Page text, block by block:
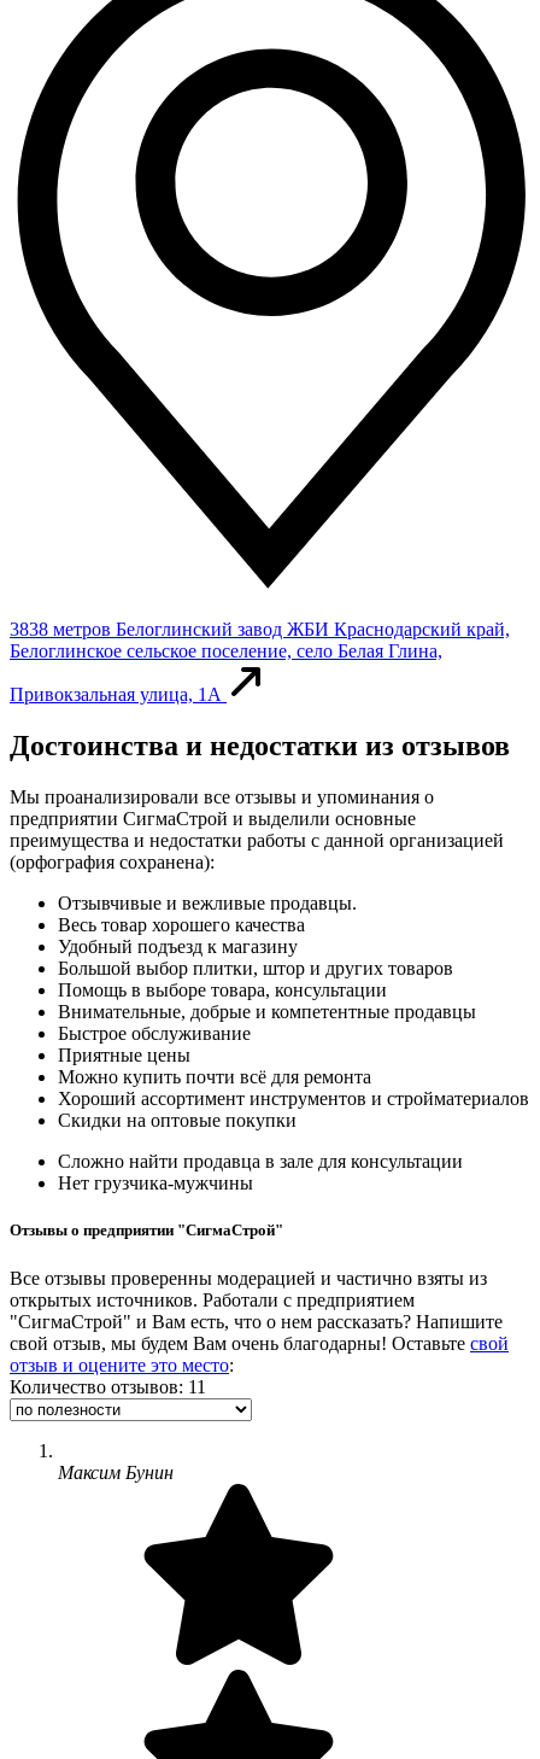
3838 метров Белоглинский завод ЖБИ Краснодарский край,
Белоглинское сельское поселение, село Белая Глина,
Привокзальная улица, 1А
Достоинства и недостатки из отзывов
Мы проанализировали все отзывы и упоминания о
предприятии СигмаСтрой и выделили основные
преимущества и недостатки работы с данной организацией
(орфография сохранена):
Отзывчивые и вежливые продавцы.
Весь товар хорошего качества
Удобный подъезд к магазину
Большой выбор плитки, штор и других товаров
Помощь в выборе товара, консультации
Внимательные, добрые и компетентные продавцы
Быстрое обслуживание
Приятные цены
Можно купить почти всё для ремонта
Хороший ассортимент инструментов и стройматериалов
Скидки на оптовые покупки
Сложно найти продавца в зале для консультации
Нет грузчика-мужчины
Отзывы о предприятии "СигмаСтрой"
Все отзывы проверенны модерацией и частично взяты из
открытых источников. Работали с предприятием
"СигмаСтрой" и Вам есть, что о нем рассказать? Напишите
свой отзыв, мы будем Вам очень благодарны! Оставьте свой
отзыв и оцените это место:
Количество отзывов: 11
Максим Бунин